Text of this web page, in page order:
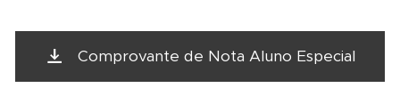
Comprovante de Nota Aluno Especial